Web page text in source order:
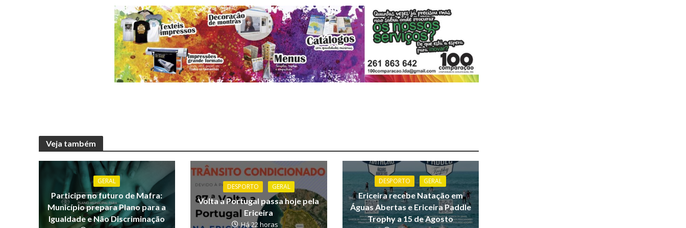
Veja também
GERAL
Participe no futuro de Mafra:
Município prepara Plano para a
Igualdade e Não Discriminação
DESPORTO GERAL
Volta a Portugal passa hoje pela
Ericeira
Há 22 horas
DESPORTO GERAL
Ericeira recebe Natação em
Águas Abertas e Ericeira Paddle
Trophy a 15 de Agosto